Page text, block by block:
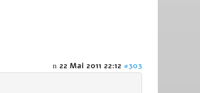
22 Mai 2011 22:12 #303